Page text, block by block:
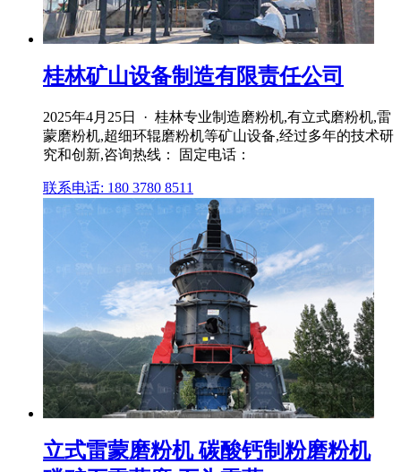
桂林矿山设备制造有限责任公司
2025年4月25日 · 桂林专业制造磨粉机,有立式磨粉机,雷
蒙磨粉机,超细环辊磨粉机等矿山设备,经过多年的技术研
究和创新,咨询热线： 固定电话：
联系电话: 180 3780 8511
立式雷蒙磨粉机 碳酸钙制粉磨粉机